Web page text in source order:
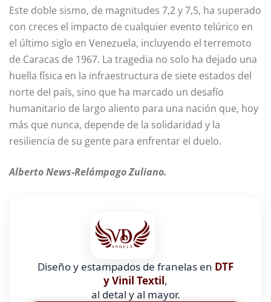
Este doble sismo, de magnitudes 7,2 y 7,5, ha superado
con creces el impacto de cualquier evento telúrico en
el último siglo en Venezuela, incluyendo el terremoto
de Caracas de 1967. La tragedia no solo ha dejado una
huella física en la infraestructura de siete estados del
norte del país, sino que ha marcado un desafío
humanitario de largo aliento para una nación que, hoy
más que nunca, depende de la solidaridad y la
resiliencia de su gente para enfrentar el duelo.
Alberto News-Relámpago Zuliano.
Diseño y estampados de franelas en DTF
y Vinil Textil,
al detal y al mayor.